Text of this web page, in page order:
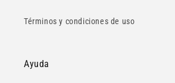
Términos y condiciones de uso
Ayuda